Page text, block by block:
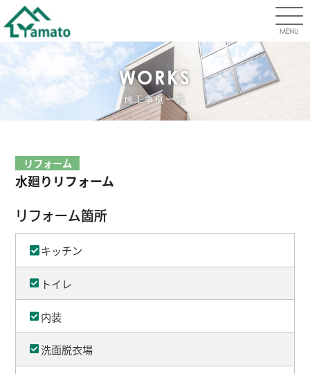
MENU
WORKS
施工事例一覧
リフォーム
水廻りリフォーム
リフォーム箇所
キッチン
トイレ
内装
洗面脱衣場